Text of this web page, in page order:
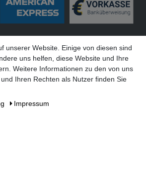
Mehrwertsteuer zzgl. Versandkosten
unserer Website. Einige von diesen sind
uns helfen, diese Website und Ihre
Weitere Informationen zu den von uns
Ihren Rechten als Nutzer finden Sie
Impressum